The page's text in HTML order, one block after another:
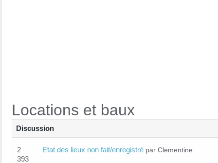
Locations et baux
Discussion
2
393
Etat des lieux non fait/enregistré par Clementine